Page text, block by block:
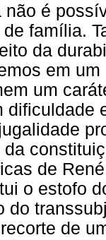
não é
família.
da
em
um
dificuldade
de
o estofo
do
de